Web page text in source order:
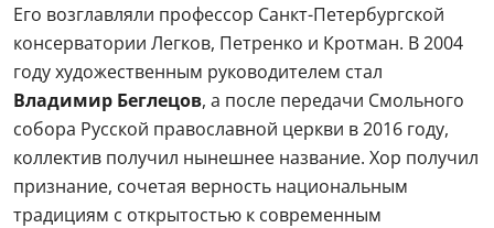
Его возглавляли профессор Санкт-Петербургской
консерватории Легков, Петренко и Кротман. В 2004
году художественным руководителем стал
Владимир Беглецов, а после передачи Смольного
собора Русской православной церкви в 2016 году,
коллектив получил нынешнее название. Хор получил
признание, сочетая верность национальным
традициям с открытостью к современным